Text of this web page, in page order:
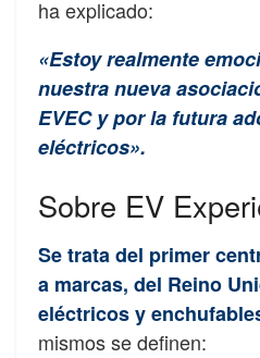
ha explicado:
«Estoy realmente
nuestra nueva
EVEC y por la futura
eléctricos».
Sobre EV
Se trata del primer
a marcas, del Reino
eléctricos y
mismos se definen: